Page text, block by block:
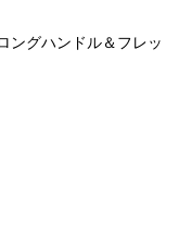
ングハンドル＆フレッ